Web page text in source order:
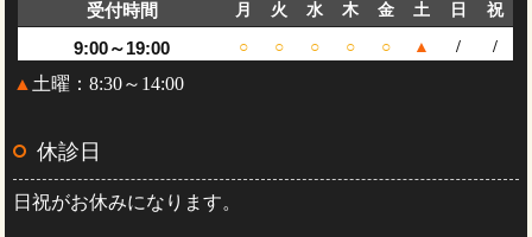
受付時間 月 火 水 木 金 土 日 祝
9:00～19:00 ○ ○ ○ ○ ○ ▲ / /
▲ 土曜：8:30～14:00
休診日
日祝がお休みになります。